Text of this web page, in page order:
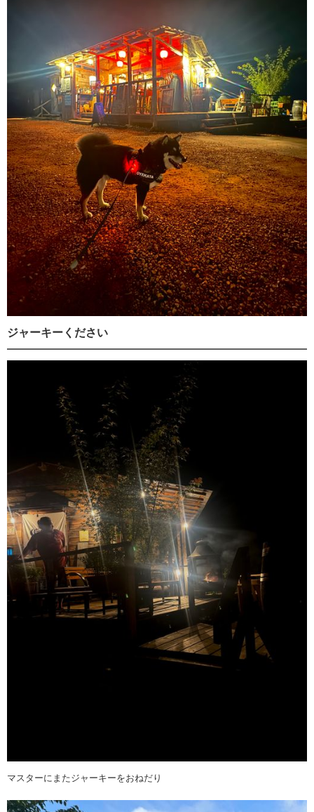
ジャーキーください
マスターにまたジャーキーをおねだり